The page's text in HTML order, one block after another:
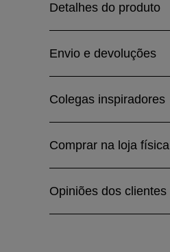
Detalhes do produto
Envio e devoluções
Colegas inspiradores
Comprar na loja física
Opiniões dos clientes